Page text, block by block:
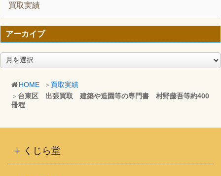
HOME
買取実績
台東区 出張買取 建築や造園等の専門書 村野藤吾等約400
冊程
買取実績
アーカイブ
ア
ー
くじら堂